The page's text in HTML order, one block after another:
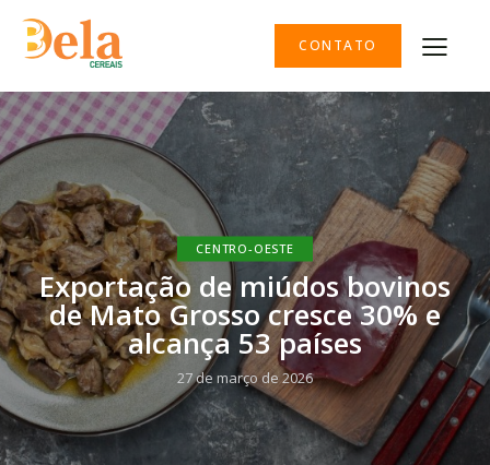
CONTATO
CENTRO-OESTE
Exportação de miúdos bovinos
de Mato Grosso cresce 30% e
alcança 53 países
27 de março de 2026